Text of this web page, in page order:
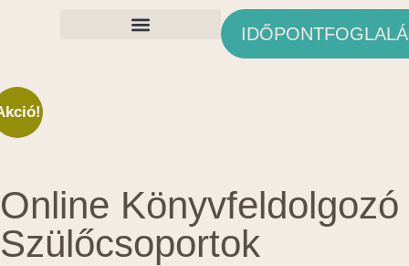
Online Könyvfeldolgozó
Szülőcsoportok